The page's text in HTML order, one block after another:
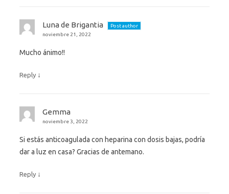
Luna de Brigantia
Post author
noviembre 21, 2022
Mucho ánimo!!
Reply ↓
Gemma
noviembre 3, 2022
Si estás anticoagulada con heparina con dosis bajas, podría
dar a luz en casa? Gracias de antemano.
Reply ↓